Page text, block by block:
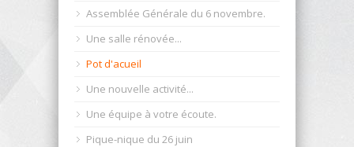
Assemblée Générale du 6 novembre.
Une salle rénovée...
Pot d'acueil
Une nouvelle activité...
Une équipe à votre écoute.
Pique-nique du 26 juin